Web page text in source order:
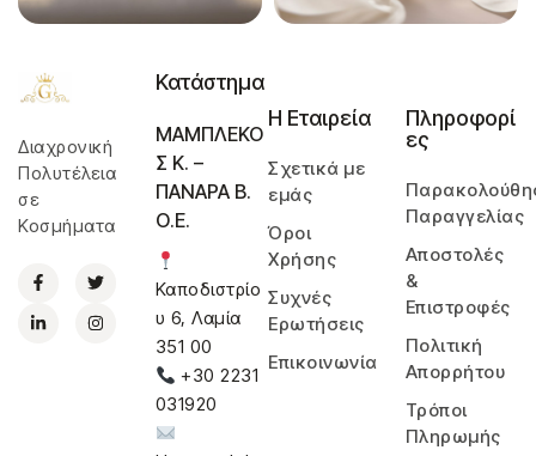
Διαχρονική
Πολυτέλεια
σε
Κοσμήματα
Η Εταιρεία
Σχετικά με
εμάς
Όροι
Χρήσης
Συχνές
Ερωτήσεις
Επικοινωνία
Πληροφορί
ες
Παραγγελίας
Αποστολές
&
Επιστροφές
Πολιτική
Απορρήτου
Τρόποι
Πληρωμής
Κατάστημα
ΜΑΜΠΛΕΚΟ
Σ Κ. –
ΠΑΝΑΡΑ Β.
Ο.Ε.
Καποδιστρίο
υ 6, Λαμία
351 00
+30 2231
031920